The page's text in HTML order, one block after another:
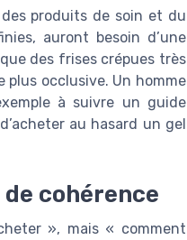
produits de soin et du
auront besoin d’une
des frises crépues très
occlusive. Un homme
à suivre un guide
au hasard un gel
cohérence
», mais « comment